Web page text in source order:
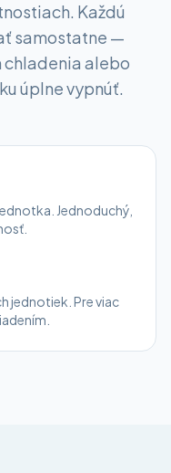
Každú
samostatne —
chladenia alebo
úplne vypnúť.
Jednoduchý,
jednotiek. Pre viac